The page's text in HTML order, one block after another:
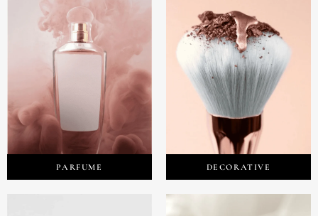
PARFUME DECORATIVE